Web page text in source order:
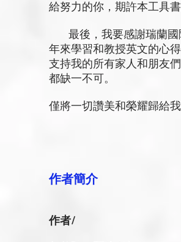
給努力的你，期許本工具
最後，我要感謝瑞蘭國
年來學習和教授英文的心
支持我的所有家人和朋友
都缺一不可。
僅將一切讚美和榮耀歸給我
作者簡介
作者/